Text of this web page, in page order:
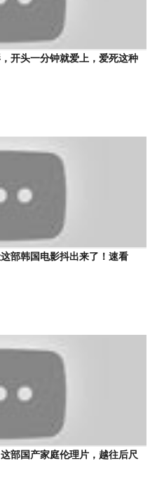
开头一分钟就爱上，爱死这种
部韩国电影抖出来了！速看
部国产家庭伦理片，越往后尺